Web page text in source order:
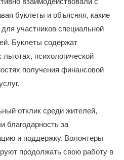
буклеты и объясняя, какие
участников специальной
Буклеты содержат
психологической
получения финансовой
отклик среди жителей,
благодарность за
и поддержку. Волонтеры
продолжать свою работу в